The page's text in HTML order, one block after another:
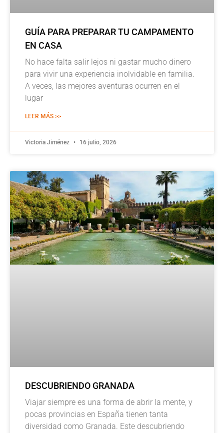
GUÍA PARA PREPARAR TU CAMPAMENTO
EN CASA
No hace falta salir lejos ni gastar mucho dinero
para vivir una experiencia inolvidable en familia.
A veces, las mejores aventuras ocurren en el
lugar
LEER MÁS >>
Victoria Jiménez 16 julio, 2026
DESCUBRIENDO GRANADA
Viajar siempre es una forma de abrir la mente, y
pocas provincias en España tienen tanta
diversidad como Granada. Este descubriendo